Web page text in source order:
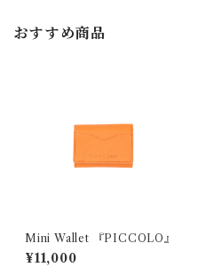
おすすめ商品
Mini Wallet 『PICCOLO』
¥11,000